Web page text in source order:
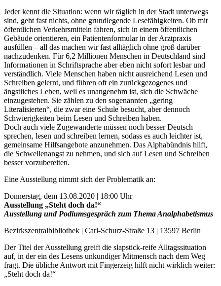
Jeder kennt die Situation: wenn wir täglich in der Stadt unterwegs
sind, geht fast nichts, ohne grundlegende Lesefähigkeiten. Ob mit
öffentlichen Verkehrsmitteln fahren, sich in einem öffentlichen
Gebäude orientieren, ein Patientenformular in der Arztpraxis
ausfüllen – all das machen wir fast alltäglich ohne groß darüber
nachzudenken. Für 6,2 Millionen Menschen in Deutschland sind
Informationen in Schriftsprache aber eben nicht sofort lesbar und
verständlich. Viele Menschen haben nicht ausreichend Lesen und
Schreiben gelernt, und führen oft ein zurückgezogenes und
ängstliches Leben, weil es unangenehm ist, sich die Schwäche
einzugestehen. Sie zählen zu den sogenannten „gering
Literalisierten“, die zwar eine Schule besucht, aber dennoch
Schwierigkeiten beim Lesen und Schreiben haben.
Doch auch viele Zugewanderte müssen noch besser Deutsch
sprechen, lesen und schreiben lernen, sodass es auch leichter ist,
gemeinsame Hilfsangebote anzunehmen. Das Alphabündnis hilft,
die Schwellenangst zu nehmen, und sich auf Lesen und Schreiben
besser vorzubereiten.
Eine Ausstellung nimmt sich der Problematik an:
Donnerstag, dem 13.08.2020 | 18:00 Uhr
Ausstellung „Steht doch da!“
Ausstellung und Podiumsgespräch zum Thema Analphabetismus
Bezirkszentralbibliothek | Carl-Schurz-Straße 13 | 13597 Berlin
Der Titel der Ausstellung greift die slapstick-reife Alltagssituation
auf, in der ein des Lesens unkundiger Mitmensch nach dem Weg
fragt. Die übliche Antwort mit Fingerzeig hilft nicht wirklich weiter:
„Steht doch da!“